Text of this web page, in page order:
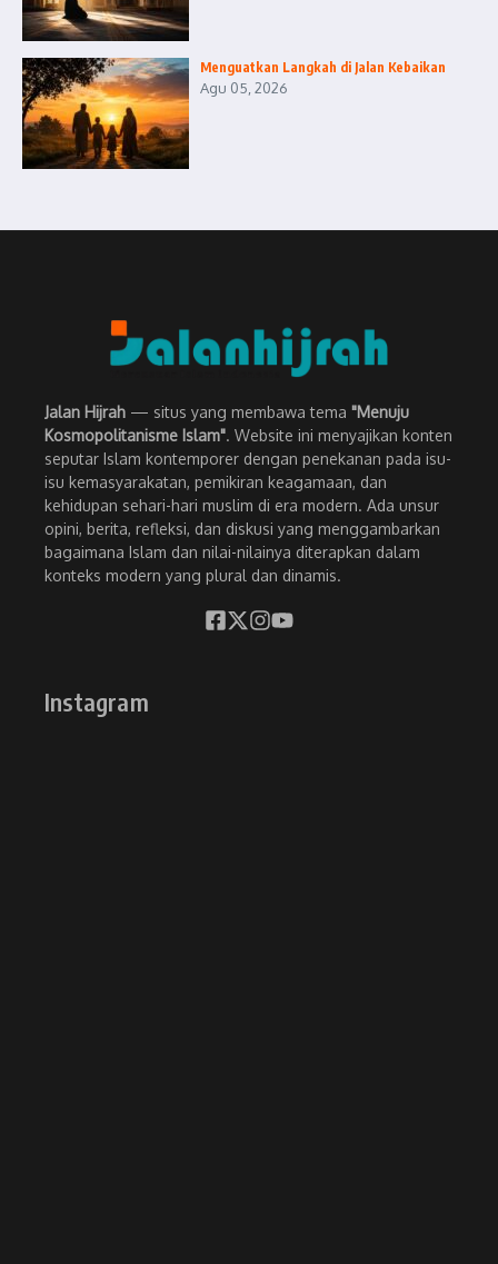
Menguatkan Langkah di Jalan Kebaikan
Agu 05, 2026
Jalan Hijrah — situs yang membawa tema "Menuju
Kosmopolitanisme Islam". Website ini menyajikan konten
seputar Islam kontemporer dengan penekanan pada isu-
isu kemasyarakatan, pemikiran keagamaan, dan
kehidupan sehari-hari muslim di era modern. Ada unsur
opini, berita, refleksi, dan diskusi yang menggambarkan
bagaimana Islam dan nilai-nilainya diterapkan dalam
konteks modern yang plural dan dinamis.
Instagram